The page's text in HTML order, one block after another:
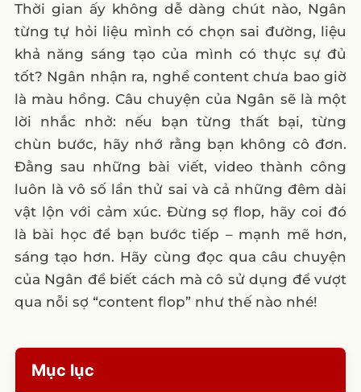
Thời gian ấy không dễ dàng chút nào, Ngân
từng tự hỏi liệu mình có chọn sai đường, liệu
khả năng sáng tạo của mình có thực sự đủ
tốt? Ngân nhận ra, nghề content chưa bao giờ
là màu hồng. Câu chuyện của Ngân sẽ là một
lời nhắc nhở: nếu bạn từng thất bại, từng
chùn bước, hãy nhớ rằng bạn không cô đơn.
Đằng sau những bài viết, video thành công
luôn là vô số lần thử sai và cả những đêm dài
vật lộn với cảm xúc. Đừng sợ flop, hãy coi đó
là bài học để bạn bước tiếp – mạnh mẽ hơn,
sáng tạo hơn. Hãy cùng đọc qua câu chuyện
của Ngân để biết cách mà cô sử dụng để vượt
qua nỗi sợ “content flop” như thế nào nhé!
Mục lục